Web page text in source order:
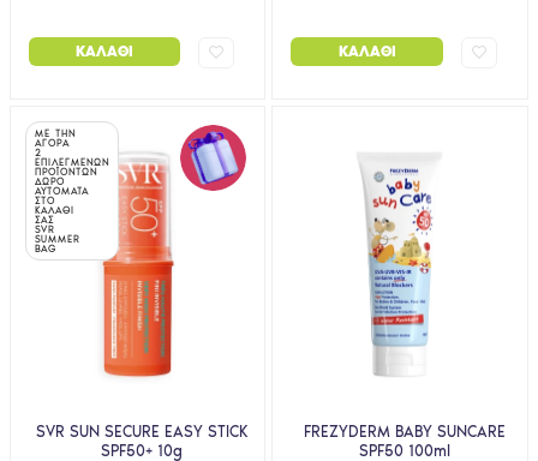
ΚΑΛΆΘΙ ΚΑΛΆΘΙ
ΜΕ ΤΗΝ
ΑΓΟΡΑ
2
ΕΠΙΛΕΓΜΕΝΩΝ
ΠΡΟΪΟΝΤΩΝ
ΔΩΡΟ
ΑΥΤΟΜΑΤΑ
ΣΤΟ
ΚΑΛΑΘΙ
ΣΑΣ
SVR
SUMMER
BAG
SVR SUN SECURE EASY STICK
SPF50+ 10g
FREZYDERM BABY SUNCARE
SPF50 100ml